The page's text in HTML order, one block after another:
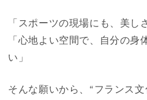
「スポーツの現場にも、美し
「心地よい空間で、自分の
い」
そんな願いから、“フランス